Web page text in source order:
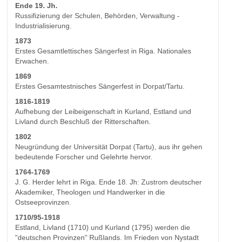
Ende 19. Jh.
Russifizierung der Schulen, Behörden, Verwaltung -
Industrialisierung.
1873
Erstes Gesamtlettisches Sängerfest in Riga. Nationales
Erwachen.
1869
Erstes Gesamtestnisches Sängerfest in Dorpat/Tartu.
1816-1819
Aufhebung der Leibeigenschaft in Kurland, Estland und
Livland durch Beschluß der Ritterschaften.
1802
Neugründung der Universität Dorpat (Tartu), aus ihr gehen
bedeutende Forscher und Gelehrte hervor.
1764-1769
J. G. Herder lehrt in Riga. Ende 18. Jh: Zustrom deutscher
Akademiker, Theologen und Handwerker in die
Ostseeprovinzen.
1710/95-1918
Estland, Livland (1710) und Kurland (1795) werden die
"deutschen Provinzen" Rußlands. Im Frieden von Nystadt